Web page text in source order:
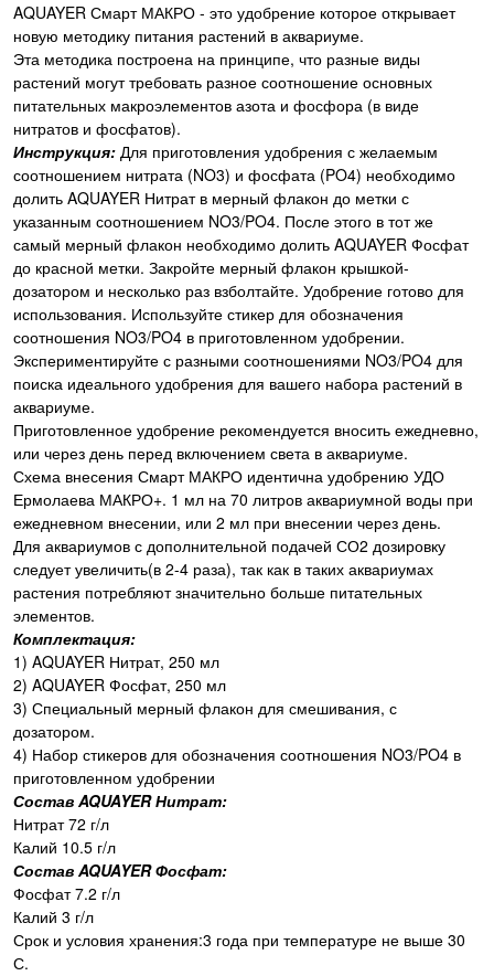
AQUAYER Смарт МАКРО - это удобрение которое открывает
новую методику питания растений в аквариуме.
Эта методика построена на принципе, что разные виды
растений могут требовать разное соотношение основных
питательных макроэлементов азота и фосфора (в виде
нитратов и фосфатов).
Инструкция: Для приготовления удобрения с желаемым
соотношением нитрата (NO3) и фосфата (PO4) необходимо
долить AQUAYER Нитрат в мерный флакон до метки с
указанным соотношением NO3/PO4. После этого в тот же
самый мерный флакон необходимо долить AQUAYER Фосфат
до красной метки. Закройте мерный флакон крышкой-
дозатором и несколько раз взболтайте. Удобрение готово для
использования. Используйте стикер для обозначения
соотношения NO3/PO4 в приготовленном удобрении.
Экспериментируйте с разными соотношениями NO3/PO4 для
поиска идеального удобрения для вашего набора растений в
аквариуме.
Приготовленное удобрение рекомендуется вносить ежедневно,
или через день перед включением света в аквариуме.
Схема внесения Смарт МАКРО идентична удобрению УДО
Ермолаева МАКРО+. 1 мл на 70 литров аквариумной воды при
ежедневном внесении, или 2 мл при внесении через день.
Для аквариумов с дополнительной подачей СО2 дозировку
следует увеличить(в 2-4 раза), так как в таких аквариумах
растения потребляют значительно больше питательных
элементов.
Комплектация:
1) AQUAYER Нитрат, 250 мл
2) AQUAYER Фосфат, 250 мл
3) Специальный мерный флакон для смешивания, с
дозатором.
4) Набор стикеров для обозначения соотношения NO3/PO4 в
приготовленном удобрении
Состав AQUAYER Нитрат:
Нитрат 72 г/л
Калий 10.5 г/л
Состав AQUAYER Фосфат:
Фосфат 7.2 г/л
Калий 3 г/л
Срок и условия хранения:3 года при температуре не выше 30
С.